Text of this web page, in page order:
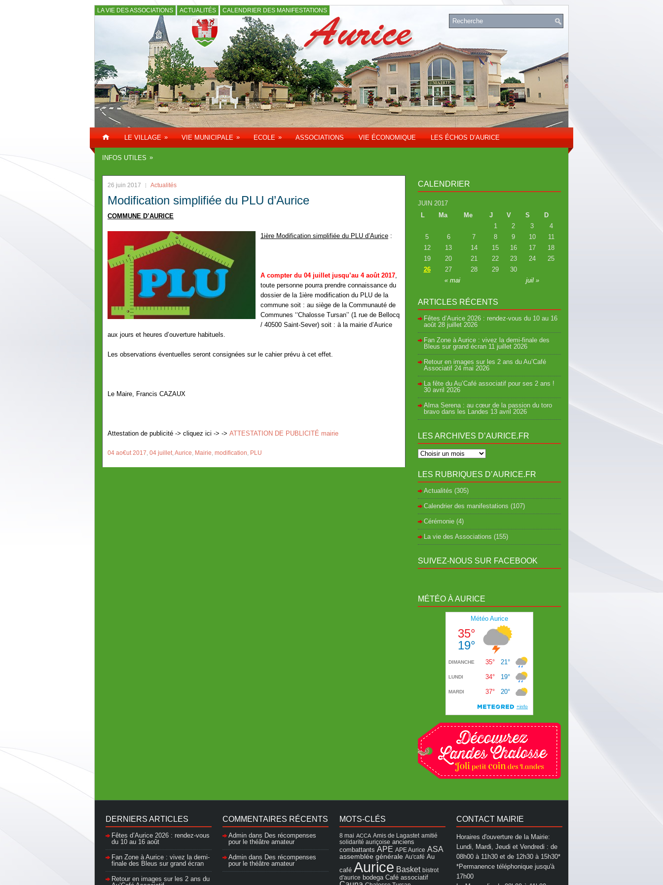
LA VIE DES ASSOCIATIONS ACTUALITÉS CALENDRIER DES MANIFESTATIONS
LE VILLAGE » VIE MUNICIPALE » ECOLE » ASSOCIATIONS VIE ÉCONOMIQUE LES ÉCHOS D’AURICE
INFOS UTILES »
26 juin 2017 Actualités
Modification simplifiée du PLU d’Aurice
COMMUNE D’AURICE
1ière Modification simplifiée du PLU d’Aurice :
A compter du 04 juillet jusqu’au 4 août 2017,
toute personne pourra prendre connaissance du
dossier de la 1ière modification du PLU de la
commune soit : au siège de la Communauté de
Communes ‘‘Chalosse Tursan’’ (1 rue de Bellocq
/ 40500 Saint-Sever) soit : à la mairie d’Aurice
aux jours et heures d’ouverture habituels.
Les observations éventuelles seront consignées sur le cahier prévu à cet effet.
Le Maire, Francis CAZAUX
Attestation de publicité -> cliquez ici -> -> ATTESTATION DE PUBLICITÉ mairie
04 ao€ut 2017, 04 juillet,Aurice, Mairie, modification, PLU
CALENDRIER
JUIN 2017
L
Ma Me J V S D
« mai juil »
1 2 3
4
5
6 7 8 9 10
11
12
13 14 15 16 17
18
19
20 21 22 23 24
25
26
27 28 29 30
ARTICLES RÉCENTS
Fêtes d’Aurice 2026 : rendez-vous du 10 au 16
août 28 juillet 2026
Fan Zone à Aurice : vivez la demi-finale des
Bleus sur grand écran 11 juillet 2026
Retour en images sur les 2 ans du Au’Café
Associatif 24 mai 2026
La fête du Au’Café associatif pour ses 2 ans !
30 avril 2026
Alma Serena : au cœur de la passion du toro
bravo dans les Landes 13 avril 2026
LES ARCHIVES D’AURICE.FR
LES RUBRIQUES D’AURICE.FR
Actualités (305)
Calendrier des manifestations (107)
Cérémonie (4)
La vie des Associations (155)
SUIVEZ-NOUS SUR FACEBOOK
MÉTÉO À AURICE
DERNIERS ARTICLES
Fêtes d’Aurice 2026 : rendez-vous
du 10 au 16 août
Fan Zone à Aurice : vivez la demi-
finale des Bleus sur grand écran
Retour en images sur les 2 ans du
COMMENTAIRES RÉCENTS
Admin dans Des récompenses
pour le théâtre amateur
Admin dans Des récompenses
pour le théâtre amateur
MOTS-CLÉS
8 mai ACCA Amis de Lagastet amitié
solidarité auriçoise anciens
combattants APE APE Aurice ASA
assemblée générale Au'café Au
café Aurice Basket bistrot
d'aurice bodega Café associatif
CONTACT MAIRIE
Horaires d'ouverture de la Mairie:
Lundi, Mardi, Jeudi et Vendredi : de
08h00 à 11h30 et de 12h30 à 15h30*
*Permanence téléphonique jusqu'à
17h00